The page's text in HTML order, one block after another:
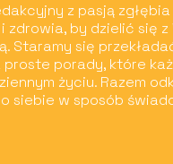
z pasją
zdrowia, by dzielić się z
Staramy się
proste porady, które
życiu. Razem
siebie w sposób